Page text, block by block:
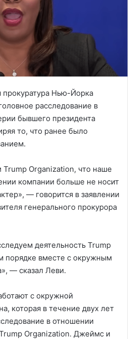
прокуратура Нью-Йорка
расследование в
бывшего президента
то, что ранее было
Organization, что наше
компании больше не носит
— говорится в заявлении
генерального прокурора
деятельность Trump
порядке вместе с окружным
— сказал Леви.
с окружной
которая в течение двух лет
в отношении
Organization. Джеймс и